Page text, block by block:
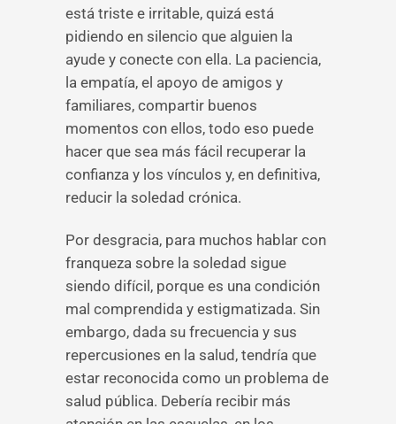
está triste e irritable, quizá está
pidiendo en silencio que alguien la
ayude y conecte con ella. La paciencia,
la empatía, el apoyo de amigos y
familiares, compartir buenos
momentos con ellos, todo eso puede
hacer que sea más fácil recuperar la
confianza y los vínculos y, en definitiva,
reducir la soledad crónica.
Por desgracia, para muchos hablar con
franqueza sobre la soledad sigue
siendo difícil, porque es una condición
mal comprendida y estigmatizada. Sin
embargo, dada su frecuencia y sus
repercusiones en la salud, tendría que
estar reconocida como un problema de
salud pública. Debería recibir más